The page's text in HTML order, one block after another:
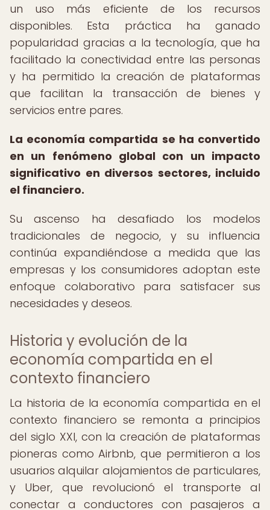
un uso más eficiente de los recursos
disponibles. Esta práctica ha ganado
popularidad gracias a la tecnología, que ha
facilitado la conectividad entre las personas
y ha permitido la creación de plataformas
que facilitan la transacción de bienes y
servicios entre pares.
La economía compartida se ha convertido
en un fenómeno global con un impacto
significativo en diversos sectores, incluido
el financiero.
Su ascenso ha desafiado los modelos
tradicionales de negocio, y su influencia
continúa expandiéndose a medida que las
empresas y los consumidores adoptan este
enfoque colaborativo para satisfacer sus
necesidades y deseos.
Historia y evolución de la
economía compartida en el
contexto financiero
La historia de la economía compartida en el
contexto financiero se remonta a principios
del siglo XXI, con la creación de plataformas
pioneras como Airbnb, que permitieron a los
usuarios alquilar alojamientos de particulares,
y Uber, que revolucionó el transporte al
conectar a conductores con pasajeros a